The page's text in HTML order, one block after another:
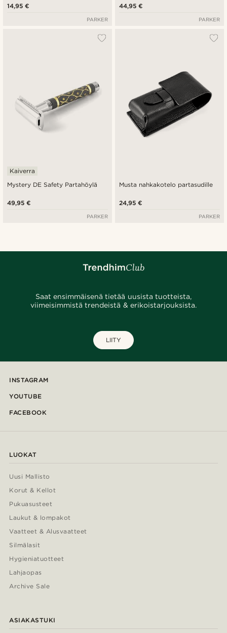
14,95 €
PARKER
44,95 €
PARKER
Mystery DE Safety Partahöylä
Kaiverra
49,95 €
PARKER
Musta nahkakotelo partasudille
24,95 €
PARKER
Saat ensimmäisenä tietää uusista tuotteista,
viimeisimmistä trendeistä & erikoistarjouksista.
LIITY
INSTAGRAM
YOUTUBE
FACEBOOK
LUOKAT
Uusi Mallisto
Korut & Kellot
Pukuasusteet
Laukut & lompakot
Vaatteet & Alusvaatteet
Silmälasit
Hygieniatuotteet
Lahjaopas
Archive Sale
ASIAKASTUKI